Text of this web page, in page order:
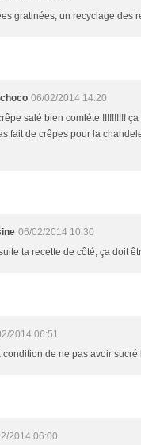
gratinées, un recyclage des
06/02/2014 14:20
salé bien comléte !!!!!!!!!!
fait de crêpes pour la
06/02/2014 10:30
ta recette de côté, ça doit
2014 06:51
condition de ne pas avoir sucré
2014 06:00